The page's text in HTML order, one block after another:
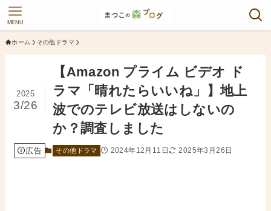
MENU
ホーム その他ドラマ
【Amazon プライム ビデオ ド
ラマ「晴れたらいいね」】地上
波でのテレビ放送はしないの
か？調査しました
2025
3/26
広告 その他ドラマ 2024年12月11日 2025年3月26日